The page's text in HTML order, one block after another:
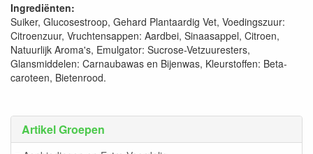
Artikel Groepen
Ingrediënten:
Suiker, Glucosestroop, Gehard Plantaardig Vet, Voedingszuur:
Citroenzuur, Vruchtensappen: Aardbei, Sinaasappel, Citroen,
Natuurlijk Aroma's, Emulgator: Sucrose-Vetzuuresters,
Glansmiddelen: Carnaubawas en Bijenwas, Kleurstoffen: Beta-
caroteen, Bietenrood.